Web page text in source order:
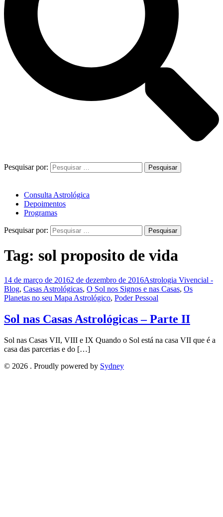
Pesquisar por:
Consulta Astrológica
Depoimentos
Programas
Pesquisar por:
Tag: sol proposito de vida
14 de março de 20162 de dezembro de 2016Astrologia Vivencial -
Blog, Casas Astrológicas, O Sol nos Signos e nas Casas, Os
Planetas no seu Mapa Astrológico, Poder Pessoal
Sol nas Casas Astrológicas – Parte II
Sol nas Casas VII, VIII e IX Quando o Sol está na casa VII que é a
casa das parcerias e do […]
© 2026 . Proudly powered by Sydney